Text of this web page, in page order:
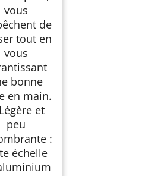
vous
de
tout en
vous
bonne
en main.
et
peu
:
échelle